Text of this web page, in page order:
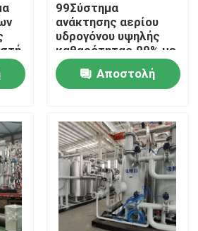
μας
99Σύστημα
ανάκτησης αερίου
υδρογόνου υψηλής
καθαρότητας.99% με
σύστημα καθαρισμού
PSA
Αποστολή